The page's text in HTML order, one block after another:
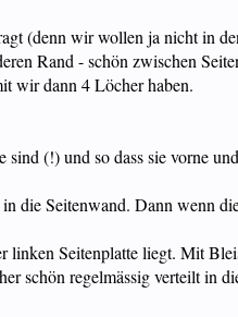
(denn wir wollen ja nicht in
Rand - schön zwischen
wir dann 4 Löcher haben.
(!) und so dass sie vorne
die Seitenwand. Dann wenn
linken Seitenplatte liegt. Mit
schön regelmässig verteilt in